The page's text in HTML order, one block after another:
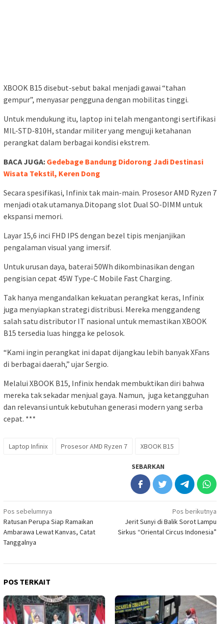
“Kami sangat antusias menyambut kehadiran Infinix XBOOK
B15,” ujar Sergio Ticoalu, Head of Marketing Infinix Indonesia,
dalam keterangan tertulis, Jumat, 18 April 2025.
“Varian ini menjadi langkah strategis kami dalam
menghadirkan perangkat laptop yang tangguh untuk
kebutuhan multitasking dan produktivitas harian.”
gempur”, menyasar pengguna dengan mobilitas tinggi.
Untuk mendukung itu, laptop ini telah mengantongi sertifikasi
perangkat dalam berbagai kondisi ekstrem.
BACA JUGA:Gedebage Bandung Didorong Jadi Destinasi
Wisata Tekstil, Keren Dong
Secara spesifikasi, Infinix tak main-main. Prosesor AMD Ryzen 7
ekspansi memori.
Layar 15,6 inci FHD IPS dengan bezel tipis menjanjikan
pengalaman visual yang imersif.